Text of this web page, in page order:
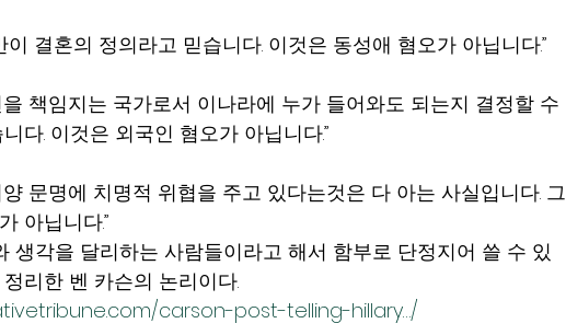
결혼의 정의라고 믿습니다. 이것은 동성애 혐오가 아닙니다.”
책임지는 국가로서 이나라에 누가 들어와도 되는지 결정할 수
다. 이것은 외국인 혐오가 아닙니다.”
문명에 치명적 위협을 주고 있다는것은 다 아는 사실입니다. 그
아닙니다.”
와 생각을 달리하는 사람들이라고 해서 함부로 단정지어 쓸 수 있
리한 벤 카슨의 논리이다.
carson-post-telling-hillary…/